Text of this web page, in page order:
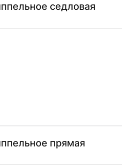
седловая
прямая